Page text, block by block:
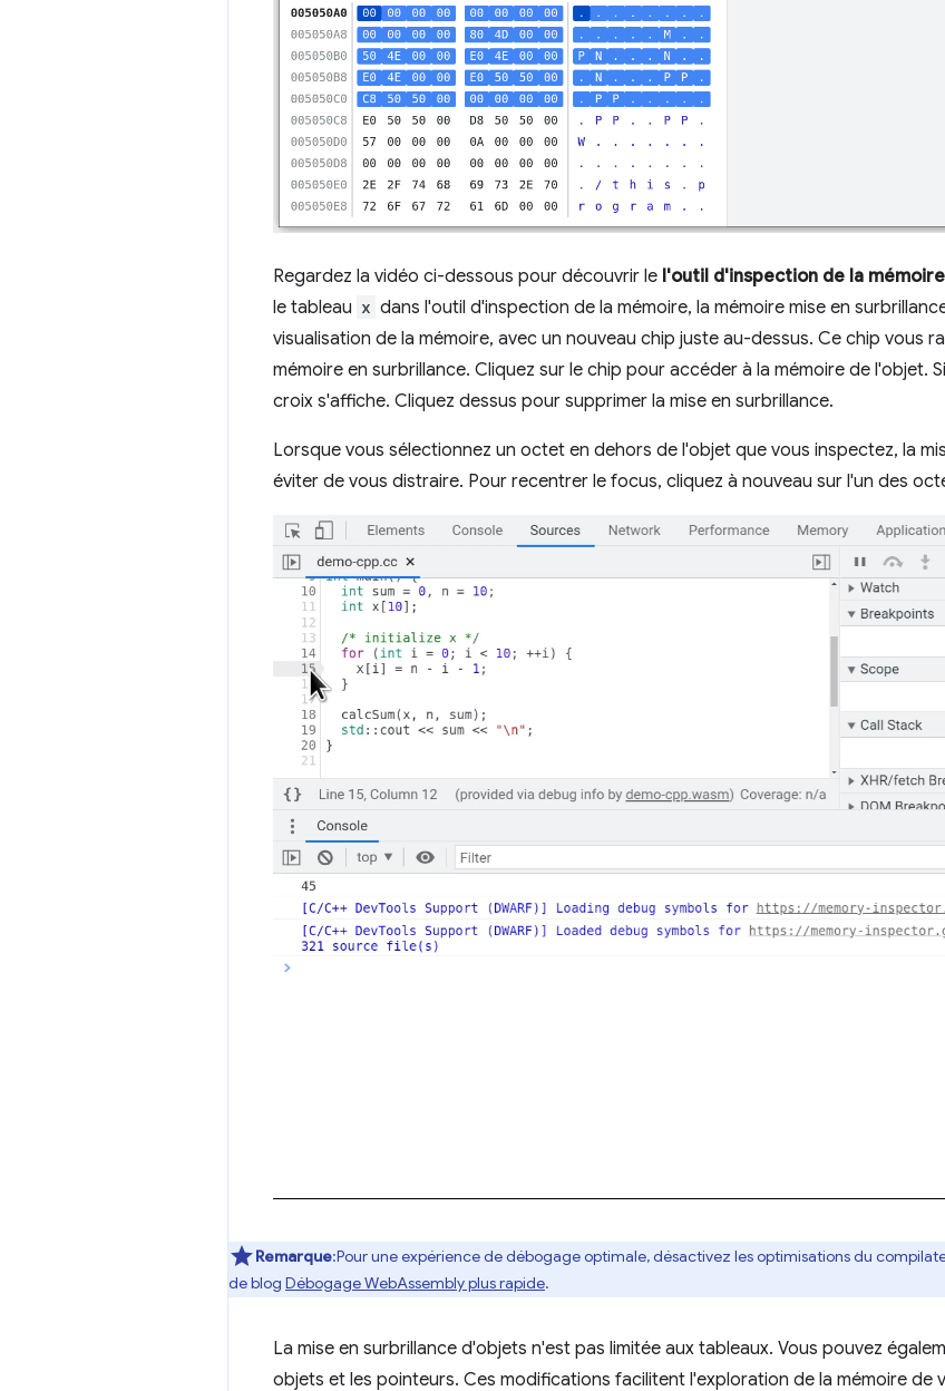
Regardez la vidéo ci-dessous pour découvrir le l'outil d'inspection de la mémoire
le tableau x dans l'outil d'inspection de la mémoire, la mémoire mise en
visualisation de la mémoire, avec un nouveau chip juste au-dessus. Ce chip vous
mémoire en surbrillance. Cliquez sur le chip pour accéder à la mémoire de l'objet.
croix s'affiche. Cliquez dessus pour supprimer la mise en surbrillance.
Lorsque vous sélectionnez un octet en dehors de l'objet que vous inspectez, la
éviter de vous distraire. Pour recentrer le focus, cliquez à nouveau sur l'un des
Remarque:Pour une expérience de débogage optimale, désactivez les optimisations du
de blog Débogage WebAssembly plus rapide.
La mise en surbrillance d'objets n'est pas limitée aux tableaux. Vous pouvez
objets et les pointeurs. Ces modifications facilitent l'exploration de la mémoire de